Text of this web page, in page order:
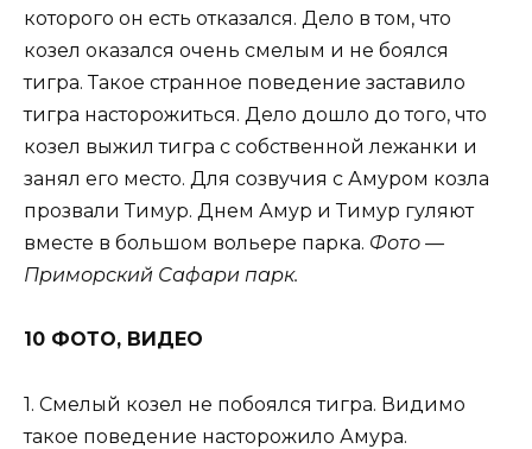
которого он есть отказался. Дело в том, что
козел оказался очень смелым и не боялся
тигра. Такое странное поведение заставило
тигра насторожиться. Дело дошло до того, что
козел выжил тигра с собственной лежанки и
занял его место. Для созвучия с Амуром козла
прозвали Тимур. Днем Амур и Тимур гуляют
вместе в большом вольере парка. Фото —
Приморский Сафари парк.
10 ФОТО, ВИДЕО
1. Смелый козел не побоялся тигра. Видимо
такое поведение насторожило Амура.